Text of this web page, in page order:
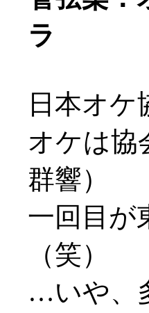
ラ
日本オ
オケは協
群響）
一回目が
（笑）
…いや、